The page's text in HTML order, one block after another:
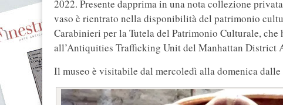
2022. Presente dapprima in una nota collezione
vaso è rientrato nella disponibilità del patrimonio
Carabinieri per la Tutela del Patrimonio Culturale,
all’Antiquities Trafficking Unit del Manhattan District
Il museo è visitabile dal mercoledì alla domenica dalle